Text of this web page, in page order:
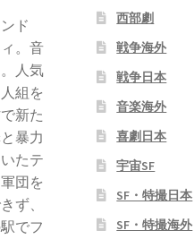
ド
。音
人気
組を
新た
暴力
たテ
団を
ず、
でフ
西部劇
戦争海外
戦争日本
音楽海外
喜劇日本
宇宙SF
SF・特撮日本
SF・特撮海外